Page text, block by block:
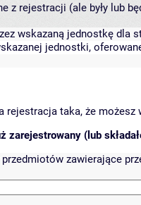
z rejestracji (ale były lub
wskazaną jednostkę
jednostki,
taka, że
(lub
zawierające